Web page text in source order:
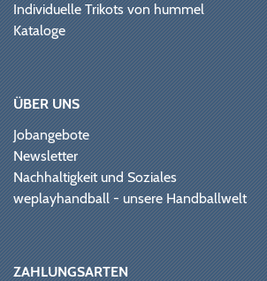
Individuelle Trikots von hummel
Kataloge
ÜBER UNS
Jobangebote
Newsletter
Nachhaltigkeit und Soziales
weplayhandball - unsere Handballwelt
ZAHLUNGSARTEN